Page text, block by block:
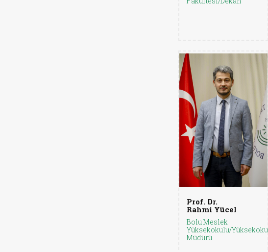
Prof. Dr.
Rahmi Yücel
Bolu Meslek
Yüksekokulu/Yüksekokul
Müdürü